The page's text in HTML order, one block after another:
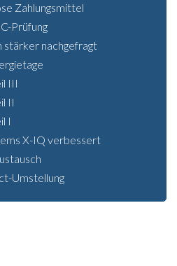
Zahlungsmittel
Prüfung
stärker nachgefragt
III
II
I
X-IQ verbessert
Umstellung